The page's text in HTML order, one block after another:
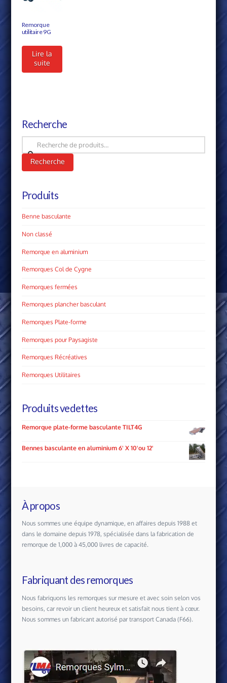
Remorque
utilitaire 9G
Lire la
suite
Recherche
Recherche
pour :
Recherche
Produits
Benne basculante
Non classé
Remorque en aluminium
Remorques Col de Cygne
Remorques fermées
Remorques plancher basculant
Remorques Plate­-forme
Remorques pour Paysagiste
Remorques Récréatives
Remorques Utilitaires
Produits vedettes
Remorque plate-forme basculante TILT4G
Bennes basculante en aluminium 6' X 10'ou 12'
À propos
Nous sommes une équipe dynamique, en affaires depuis 1988 et
dans le domaine depuis 1978, spécialisée dans la fabrication de
remorque de 1,000 à 45,000 livres de capacité.
Fabriquant des remorques
Nous fabriquons les remorques sur mesure et avec soin selon vos
besoins, car revoir un client heureux et satisfait nous tient à cœur.
Nous sommes un fabricant autorisé par transport Canada (F66).